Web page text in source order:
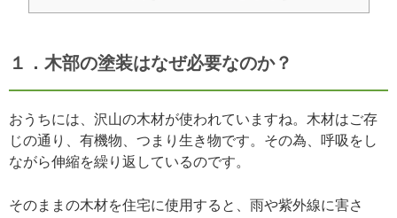
１．木部の塗装はなぜ必要なのか？
おうちには、沢山の木材が使われていますね。木材はご存
じの通り、有機物、つまり生き物です。その為、呼吸をし
ながら伸縮を繰り返しているのです。
そのままの木材を住宅に使用すると、雨や紫外線に害さ